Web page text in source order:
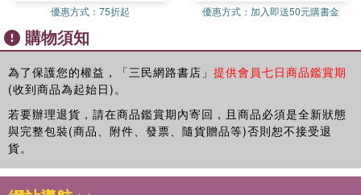
可以警覺。
一鼓作氣的整理，居然剛好是108篇，是否上天的旨意。
感謝玄奘出版社的慧眼，要將此書讓更多民眾能看到，期望這些善
意，集結成讓民眾展傳的天地之音。希望疫情快快過去，民眾的慌
恐減低，回復到過去安康平和的日子。
優惠方式： 75折起 優惠方式： 加入即送50元購書金
購物須知
為了保護您的權益，「三民網路書店」 提供會員七日商品鑑賞期
(收到商品為起始日)。
若要辦理退貨，請在商品鑑賞期內寄回，且商品必須是全新狀態
與完整包裝(商品、附件、發票、隨貨贈品等)否則恕不接受退
貨。